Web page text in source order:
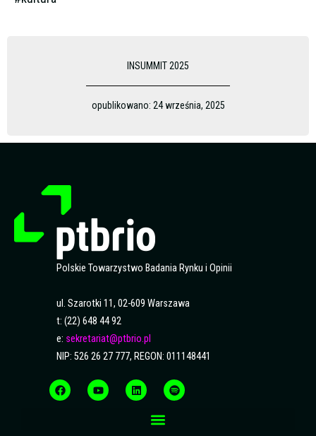
INSUMMIT 2025
opublikowano: 24 września, 2025
Polskie Towarzystwo Badania Rynku i Opinii
ul. Szarotki 11, 02-609 Warszawa
t: (22) 648 44 92
e: sekretariat@ptbrio.pl
NIP: 526 26 27 777, REGON: 011148441
a
c
e
o
u
t
i
n
k
p
o
t